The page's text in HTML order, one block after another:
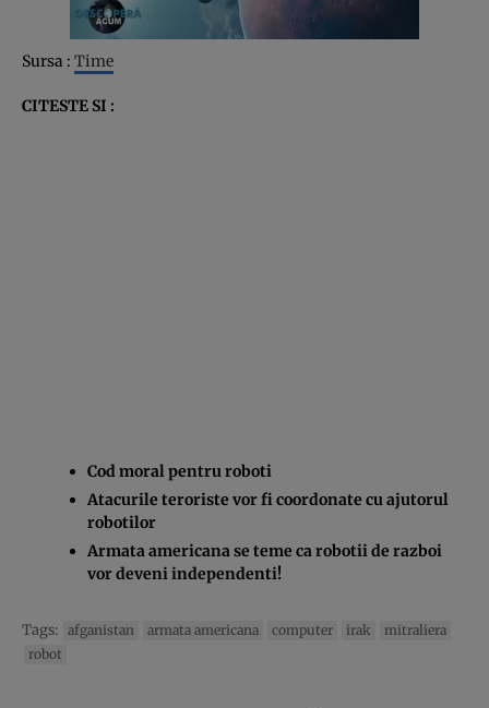
Sursa : Time
CITESTE SI :
Cod moral pentru roboti
Atacurile teroriste vor fi coordonate cu ajutorul
robotilor
Armata americana se teme ca robotii de razboi
vor deveni independenti!
Tags: afganistan armata americana computer irak
mitraliera
robot